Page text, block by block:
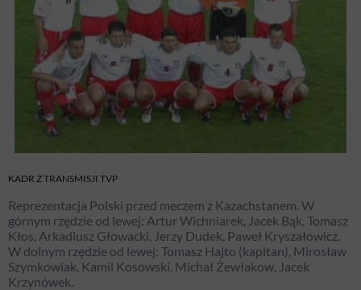
KADR Z TRANSMISJI TVP
Reprezentacja Polski przed meczem z Kazachstanem. W
górnym rzędzie od lewej: Artur Wichniarek, Jacek Bąk, Tomasz
Kłos, Arkadiusz Głowacki, Jerzy Dudek, Paweł Kryszałowicz.
W dolnym rzędzie od lewej: Tomasz Hajto (kapitan), Mirosław
Szymkowiak, Kamil Kosowski, Michał Żewłakow, Jacek
Krzynówek.